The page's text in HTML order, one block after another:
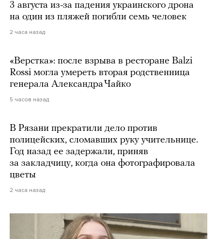
3 августа из-за падения украинского дрона
на один из пляжей погибли семь человек
2 часа назад
«Верстка»: после взрыва в ресторане Balzi
Rossi могла умереть вторая родственница
генерала Александра Чайко
5 часов назад
В Рязани прекратили дело против
полицейских, сломавших руку учительнице.
Год назад ее задержали, приняв
за закладчицу, когда она фотографировала
цветы
2 часа назад